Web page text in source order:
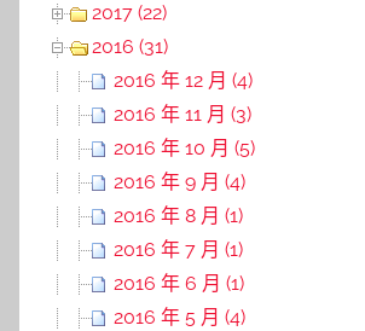
2017 (22)
2016 (31)
2016 年 12 月 (4)
2016 年 11 月 (3)
2016 年 10 月 (5)
2016 年 9 月 (4)
2016 年 8 月 (1)
2016 年 7 月 (1)
2016 年 6 月 (1)
2016 年 5 月 (4)